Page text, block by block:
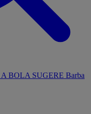
A BOLA SUGERE Barba